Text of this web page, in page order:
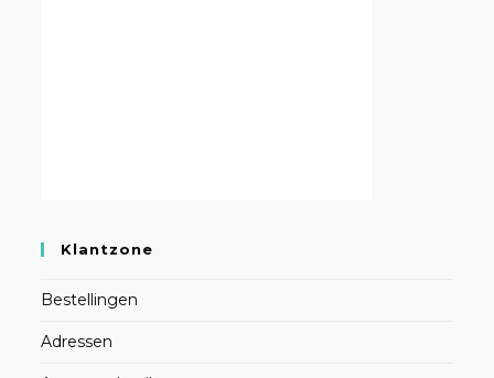
Klantzone
Bestellingen
Adressen